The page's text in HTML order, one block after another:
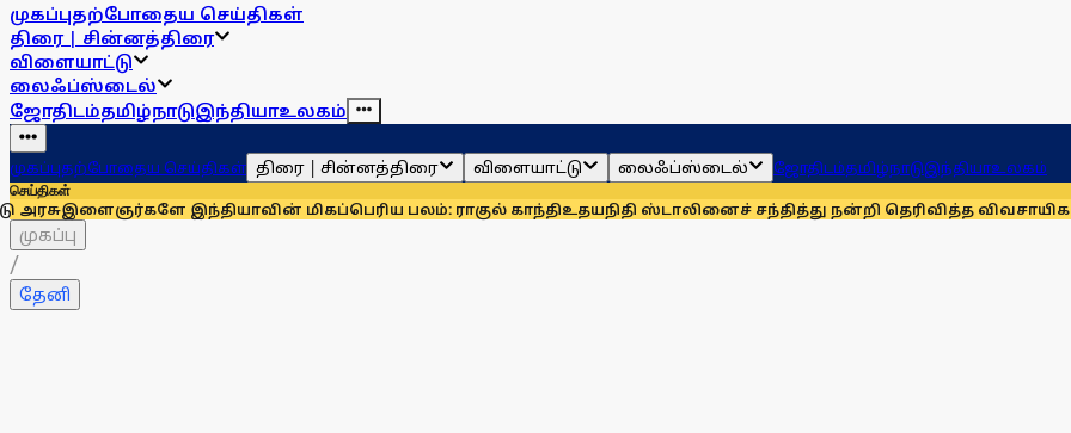
முகப்புதற்போதைய செய்திகள்
திரை | சின்னத்திரை
விளையாட்டு
லைஃப்ஸ்டைல்
ஜோதிடம்தமிழ்நாடுஇந்தியாஉலகம்
முகப்புதற்போதைய செய்திகள் திரை | சின்னத்திரை விளையாட்டு லைஃப்ஸ்டைல் ஜோதிடம்தமிழ்நாடுஇந்தியாஉலகம்
செய்திகள்
இந்தியாவின் மிகப்பெரிய பலம்: ராகுல் காந்திஉதயநிதி ஸ்டாலினைச் சந்தித்து நன்றி தெரிவித்த விவசாயிகள்!
முகப்பு
/
தேனி